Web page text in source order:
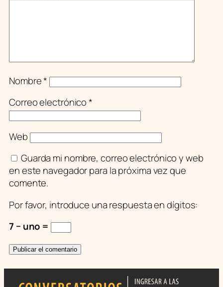
Nombre*
Correo electrónico*
Web
Guarda mi nombre, correo electrónico y web
en este navegador para la próxima vez que
comente.
Por favor, introduce una respuesta en dígitos:
7 − uno =